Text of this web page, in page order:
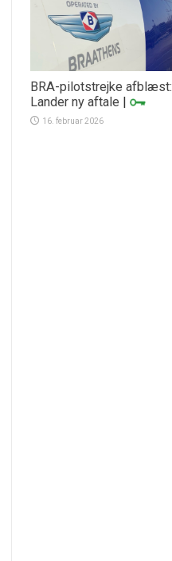
BRA-pilotstrejke afblæst:
Lander ny aftale |
16. februar 2026